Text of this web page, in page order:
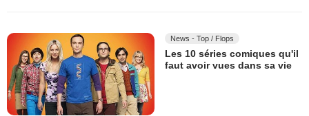
News - Top / Flops
Les 10 séries comiques qu'il
faut avoir vues dans sa vie